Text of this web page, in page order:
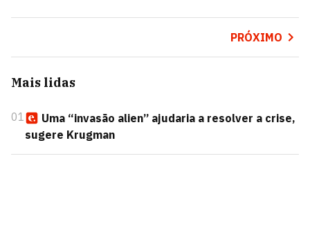
PRÓXIMO
Mais lidas
01
Uma “invasão alien” ajudaria a resolver a crise,
sugere Krugman